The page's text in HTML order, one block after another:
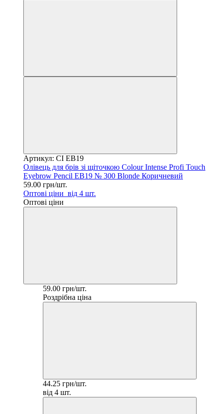
Артикул: CI EB19
Олівець для брів зі щіточкою Colour Intense Profi Touch
Eyebrow Pencil EB19 № 300 Blonde Коричневий
59.00 грн/шт.
Оптові ціни від 4 шт.
Оптові ціни
59.00 грн/шт.
Роздрібна ціна
44.25 грн/шт.
від 4 шт.